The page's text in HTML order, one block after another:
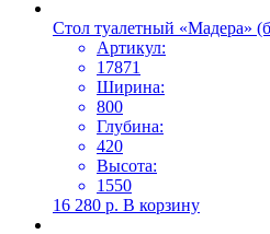
Стол туалетный «Мадера»
Артикул:
17871
Ширина:
800
Глубина:
420
Высота:
1550
16 280 р. В корзину